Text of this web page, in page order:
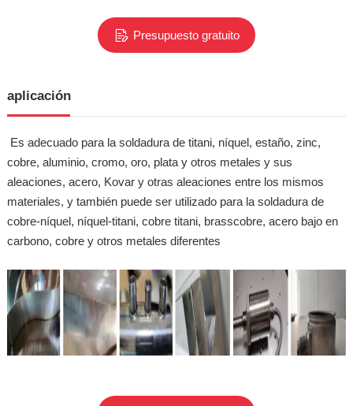
Presupuesto gratuito
aplicación
Es adecuado para la soldadura de titani, níquel, estaño, zinc,
cobre, aluminio, cromo, oro, plata y otros metales y sus
aleaciones, acero, Kovar y otras aleaciones entre los mismos
materiales, y también puede ser utilizado para la soldadura de
cobre-níquel, níquel-titani, cobre titani, brasscobre, acero bajo en
carbono, cobre y otros metales diferentes